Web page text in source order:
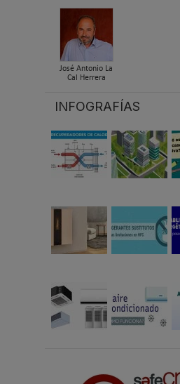
José Antonio La
Cal Herrera
INFOGRAFÍAS